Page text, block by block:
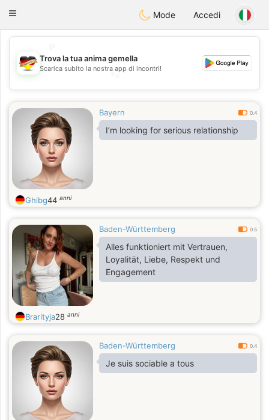
DeutschDating
Toggle
Mode Accedi
💕
💕
Trova la tua anima gemella
Scarica subito la nostra app di incontri!
Bayern 0.4
I’m looking for serious relationship
Ghibg44 anni
Baden-Württemberg 0.5
Alles funktioniert mit Vertrauen,
Loyalität, Liebe, Respekt und
Engagement
Brarityja28 anni
Baden-Württemberg 0.4
Je suis sociable a tous